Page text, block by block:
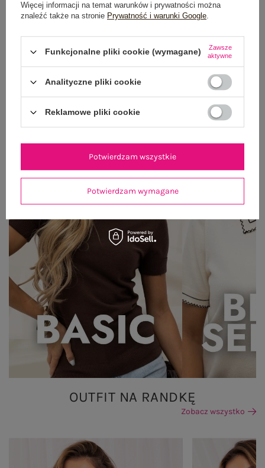
SUBLEVEL
49,99 zł
XSSMXL
OUTFIT NA RANDKĘ
Zobacz wszystko
Więcej informacji na temat warunków i prywatności można
znaleźć także na stronie Prywatność i warunki Google.
Funkcjonalne pliki cookie (wymagane)
Zawsze
aktywne
Analityczne pliki cookie
Reklamowe pliki cookie
Potwierdzam wymagane
Potwierdzam wszystkie